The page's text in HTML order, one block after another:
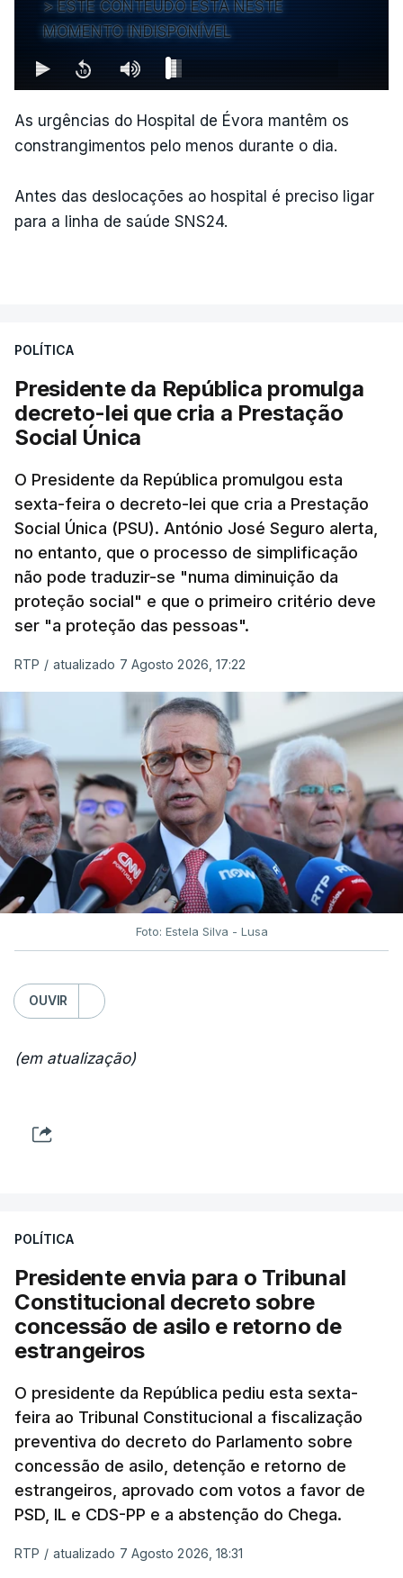
ESTE CONTEÚDO ESTÁ NESTE
MOMENTO INDISPONÍVEL
As urgências do Hospital de Évora mantêm os
constrangimentos pelo menos durante o dia.
Antes das deslocações ao hospital é preciso ligar
para a linha de saúde SNS24.
POLÍTICA
Presidente da República promulga
decreto-lei que cria a Prestação
Social Única
O Presidente da República promulgou esta
sexta-feira o decreto-lei que cria a Prestação
Social Única (PSU). António José Seguro alerta,
no entanto, que o processo de simplificação
não pode traduzir-se "numa diminuição da
proteção social" e que o primeiro critério deve
ser "a proteção das pessoas".
RTP / atualizado 7 Agosto 2026, 17:22
Foto: Estela Silva - Lusa
OUVIR
(em atualização)
POLÍTICA
Presidente envia para o Tribunal
Constitucional decreto sobre
concessão de asilo e retorno de
estrangeiros
O presidente da República pediu esta sexta-
feira ao Tribunal Constitucional a fiscalização
preventiva do decreto do Parlamento sobre
concessão de asilo, detenção e retorno de
estrangeiros, aprovado com votos a favor de
PSD, IL e CDS-PP e a abstenção do Chega.
RTP / atualizado 7 Agosto 2026, 18:31